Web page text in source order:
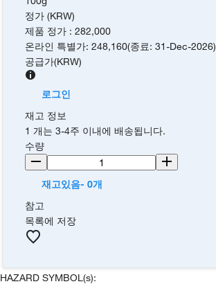
정가 (KRW)
제품 정가 :282,000
온라인 특별가:248,160(종료:31-Dec-2026)
공급가(KRW)
로그인
재고 정보
1 개는 3-4주 이내에 배송됩니다.
수량
재고있음- 0개
참고
목록에 저장
HAZARD SYMBOL(s):